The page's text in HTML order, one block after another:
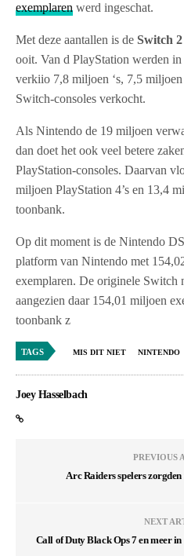
exemplaren werd ingeschat.
Met deze aantallen is de Switch 2
ooit. Van d PlayStation werden in
verkiio 7,8 miljoen ‘s, 7,5
Switch-consoles verkocht.
Als Nintendo de 19 miljoen
dan doet het ook veel betere
PlayStation-consoles. Daarvan
miljoen PlayStation 4’s en 13,4
toonbank.
Op dit moment is de Nintendo
platform van Nintendo met
exemplaren. De originele Switch
aangezien daar 154,01 miljoen
toonbank z
TAGS MIS DIT NIET NINTENDO
Joey Hasselbach
PREVIOUS
Arc Raiders spelers
NEXT
Call of Duty Black Ops 7 en meer